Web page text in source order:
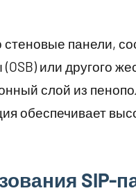
стеновые панели,
или другого
слой из
обеспечивает
SIP-